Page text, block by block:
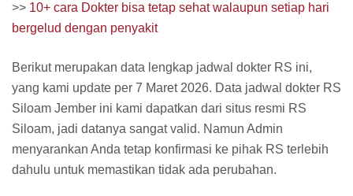
>> 10+ cara Dokter bisa tetap sehat walaupun setiap hari
bergelud dengan penyakit
Berikut merupakan data lengkap jadwal dokter RS ini,
yang kami update per 7 Maret 2026. Data jadwal dokter RS
Siloam Jember ini kami dapatkan dari situs resmi RS
Siloam, jadi datanya sangat valid. Namun Admin
menyarankan Anda tetap konfirmasi ke pihak RS terlebih
dahulu untuk memastikan tidak ada perubahan.